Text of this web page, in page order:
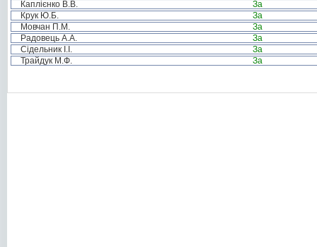
Каплієнко В.В.
За
Крук Ю.Б.
За
Мовчан П.М.
За
Радовець А.А.
За
Сідельник І.І.
За
Трайдук М.Ф.
За